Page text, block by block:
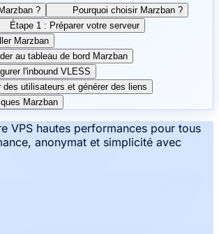
?
Pourquoi choisir Marzban ?
Étape 1 : Préparer votre serveur
Marzban
au tableau de bord Marzban
l'inbound VLESS
des utilisateurs et générer des liens
Marzban
VPS hautes performances pour tous
anonymat et simplicité avec